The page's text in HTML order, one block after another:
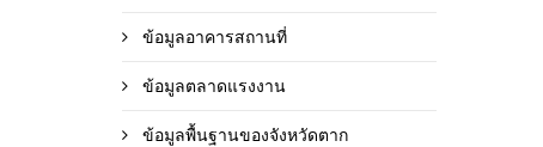
ข้อมูลอาคารสถานที่
ข้อมูลตลาดแรงงาน
ข้อมูลพื้นฐานของจังหวัดตาก